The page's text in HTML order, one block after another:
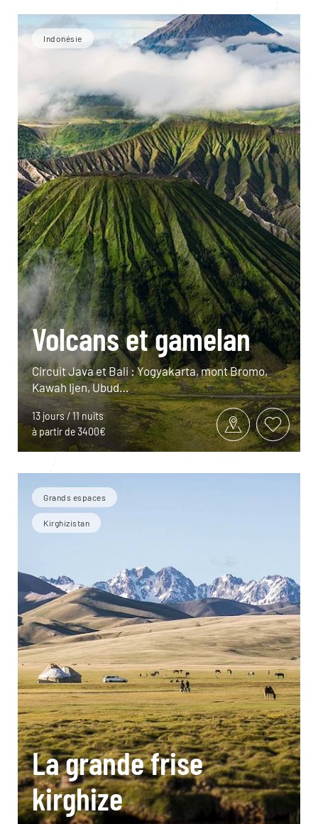
Indonésie
Volcans et gamelan
Circuit Java et Bali : Yogyakarta, mont Bromo,
Kawah Ijen, Ubud…
13 jours / 11 nuits
à partir de 3400€
Grands espaces
Kirghizistan
La grande frise
kirghize